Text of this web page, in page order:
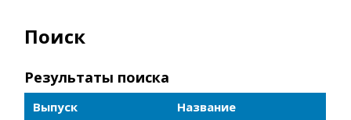
Поиск
Результаты поиска
Выпуск Название